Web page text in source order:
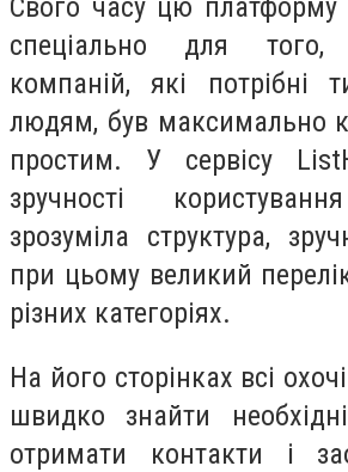
Свого часу цю платформу
спеціально для
компаній, які
людям, був максимально
простим. У сервісу
зручності
зрозуміла структура,
при цьому великий
різних категоріях.
На його сторінках всі
швидко знайти
отримати контакти і